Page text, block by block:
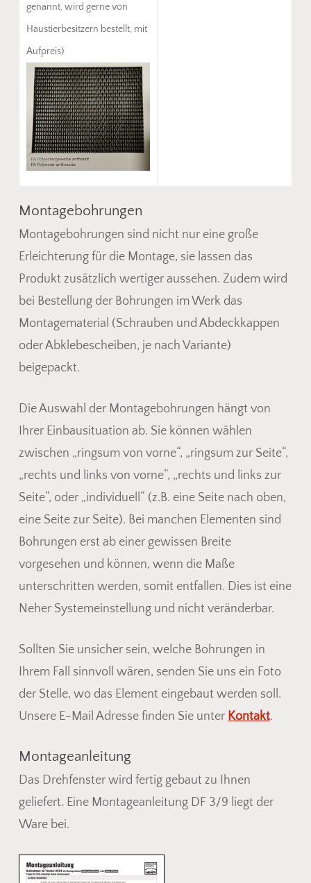
genannt, wird gerne von
Haustierbesitzern bestellt, mit
Aufpreis)
Montagebohrungen
Montagebohrungen sind nicht nur eine große
Erleichterung für die Montage, sie lassen das
Produkt zusätzlich wertiger aussehen. Zudem wird
bei Bestellung der Bohrungen im Werk das
Montagematerial (Schrauben und Abdeckkappen
oder Abklebescheiben, je nach Variante)
beigepackt.
Die Auswahl der Montagebohrungen hängt von
Ihrer Einbausituation ab. Sie können wählen
zwischen „ringsum von vorne“, „ringsum zur Seite“,
„rechts und links von vorne“, „rechts und links zur
Seite“, oder „individuell“ (z.B. eine Seite nach oben,
eine Seite zur Seite). Bei manchen Elementen sind
Bohrungen erst ab einer gewissen Breite
vorgesehen und können, wenn die Maße
unterschritten werden, somit entfallen. Dies ist eine
Neher Systemeinstellung und nicht veränderbar.
Sollten Sie unsicher sein, welche Bohrungen in
Ihrem Fall sinnvoll wären, senden Sie uns ein Foto
der Stelle, wo das Element eingebaut werden soll.
Unsere E-Mail Adresse finden Sie unter Kontakt.
Montageanleitung
Das Drehfenster wird fertig gebaut zu Ihnen
geliefert. Eine Montageanleitung DF 3/9 liegt der
Ware bei.